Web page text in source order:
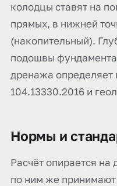
колодцы ставят на
прямых, в нижней
(накопительный).
подошвы
дренажа определяет
104.13330.2016 и
Нормы и
Расчёт опирается
по ним же